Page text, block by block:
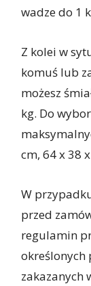
wadze do 1
Z kolei w
komuś lub
możesz
kg. Do
cm, 64 x 38
W
przed
regulamin
określonych
zakazanych